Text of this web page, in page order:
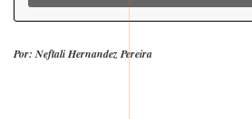
Por: Neftali Hernandez Pereira